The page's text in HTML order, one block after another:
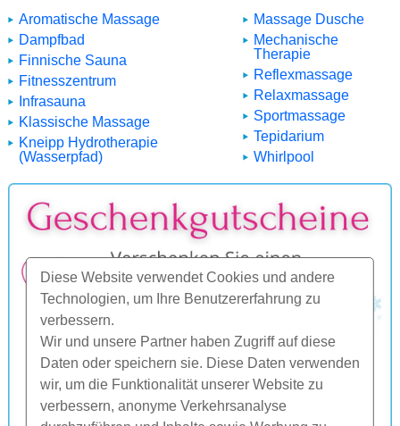
Diese Website verwendet Cookies und andere
Technologien, um Ihre Benutzererfahrung zu
verbessern.
Wir und unsere Partner haben Zugriff auf diese
Daten oder speichern sie. Diese Daten verwenden
wir, um die Funktionalität unserer Website zu
verbessern, anonyme Verkehrsanalyse
Aromatische Massage
Dampfbad
Finnische Sauna
Fitnesszentrum
Infrasauna
Klassische Massage
Kneipp Hydrotherapie
(Wasserpfad)
Massage Dusche
Mechanische
Therapie
Reflexmassage
Relaxmassage
Sportmassage
Tepidarium
Whirlpool